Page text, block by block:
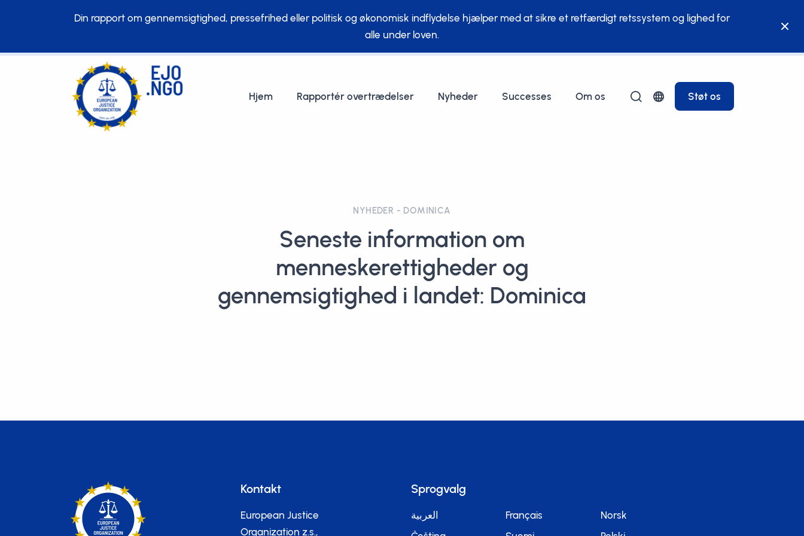
Din rapport om gennemsigtighed, pressefrihed eller politisk og økonomisk indflydelse hjælper med at sikre et retfærdigt retssystem og lighed for
alle under loven.
Hjem Rapportér overtrædelser Nyheder Successes Om os Støt os
NYHEDER - DOMINICA
Seneste information om
menneskerettigheder og
gennemsigtighed i landet: Dominica
Kontakt
European Justice
Organization z.s.,
Sprogvalg
العربية
Français
Norsk